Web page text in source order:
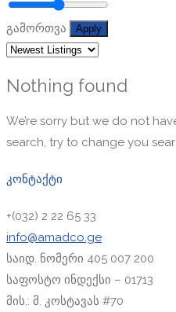
გამორთვა Apply
Nothing found
We’re sorry but we do not
search, try to change you
კონტაქტი
+(032) 2 22 65 33
info@amadco.ge
საიდ. ნომერი 405 007 200
საფოსტო ინდექსი – 01713
მის.: მ. კოსტავას #70